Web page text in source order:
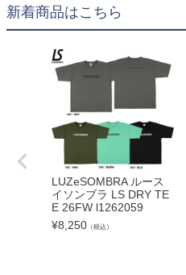
新着商品はこちら
LUZeSOMBRA ルース
イソンブラ LS DRY TE
E 26FW l1262059
¥8,250 （税込）